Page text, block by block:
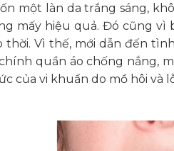
một làn da trắng sáng,
mấy hiệu quả. Đó cũng vì
thời. Vì thế, mới dẫn đến
quần áo chống nắng,
của vi khuẩn do mồ hôi và